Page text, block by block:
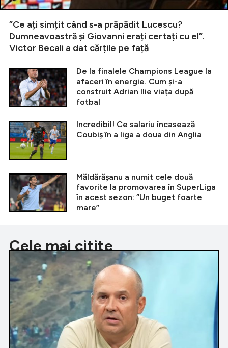
”Ce ați simțit când s-a prăpădit Lucescu?
Dumneavoastră și Giovanni erați certați cu el”.
Victor Becali a dat cărțile pe față
De la finalele Champions League la
afaceri în energie. Cum și-a
construit Adrian Ilie viața după
fotbal
Incredibil! Ce salariu încasează
Coubiș în a liga a doua din Anglia
Măldărășanu a numit cele două
favorite la promovarea în SuperLiga
în acest sezon: ”Un buget foarte
mare”
Cele mai citite